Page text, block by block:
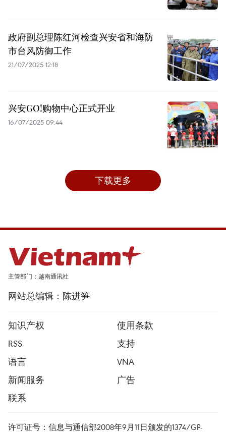
政府副总理陈红河检查兴安省和海防
市台风防御工作
21/07/2025 12:18
兴安GO!购物中心正式开业
16/07/2025 09:44
下载更多
主管部门：越南通讯社
网站总编辑：陈进笋
知识产权
使用条款
RSS
支持
语言
VNA
新闻服务
广告
联系
许可证号：信息与通信部2008年9月11日颁发的1374/GP-